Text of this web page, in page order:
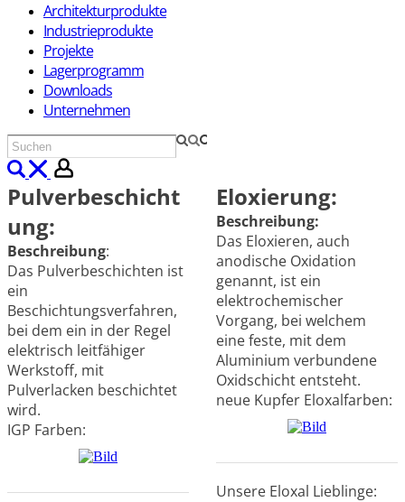
Architekturprodukte
Industrieprodukte
Projekte
Lagerprogramm
Downloads
Unternehmen
Pulverbeschicht
ung:
Beschreibung:
Das Pulverbeschichten ist
ein
Beschichtungsverfahren,
bei dem ein in der Regel
elektrisch leitfähiger
Werkstoff, mit
Pulverlacken beschichtet
wird.
IGP Farben:
Eloxierung:
Beschreibung:
Das Eloxieren, auch
anodische Oxidation
genannt, ist ein
elektrochemischer
Vorgang, bei welchem
eine feste, mit dem
Aluminium verbundene
Oxidschicht entsteht.
neue Kupfer Eloxalfarben:
Unsere Eloxal Lieblinge: